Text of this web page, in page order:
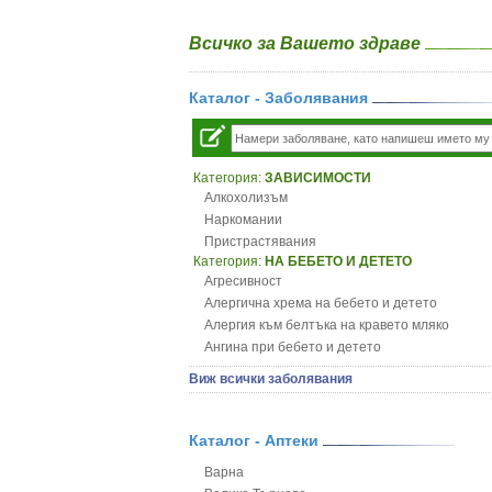
Всичко за Вашето здраве
Каталог - Заболявания
Категория: ЗАВИСИМОСТИ
Алкохолизъм
Наркомании
Пристрастявания
Категория: НА БЕБЕТО И ДЕТЕТО
Агресивност
Алергична хрема на бебето и детето
Алергия към белтъка на кравето мляко
Ангина при бебето и детето
Анемия при бебето и детето
Апетит - пълни деца
Безапетитие при бебето и детето
Бронхит и пневмония при деца
Виж всички заболявания
Каталог - Аптеки
Варна